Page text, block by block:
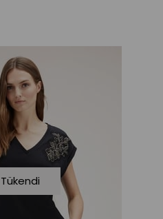
Tükendi